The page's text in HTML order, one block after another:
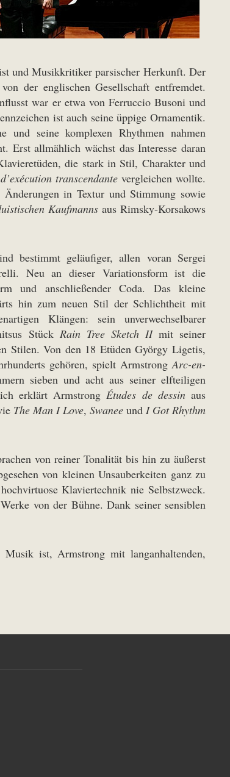
und Musikkritiker parsischer Herkunft. Der
der englischen Gesellschaft entfremdet.
war er etwa von Ferruccio Busoni und
ist auch seine üppige Ornamentik.
und seine komplexen Rhythmen nahmen
Erst allmählich wächst das Interesse daran
die stark in Stil, Charakter und
transcendante vergleichen wollte.
in Textur und Stimmung sowie
Kaufmanns aus Rimsky-Korsakows
bestimmt geläufiger, allen voran Sergei
Neu an dieser Variationsform ist die
und anschließender Coda. Das kleine
hin zum neuen Stil der Schlichtheit mit
Klängen: sein unverwechselbarer
Stück Rain Tree Sketch IImit seiner
Stilen. Von den 18 Etüden György Ligetis,
gehören, spielt ArmstrongArc-en-
sieben und acht aus seiner elfteiligen
erklärt ArmstrongÉtudes de dessinaus
The Man I Love, Swanee und I Got Rhythm
von reiner Tonalität bis hin zu äußerst
von kleinen Unsauberkeiten ganz zu
Klaviertechnik nie Selbstzweck.
von der Bühne. Dank seiner sensiblen
ist, Armstrong mit langanhaltenden,